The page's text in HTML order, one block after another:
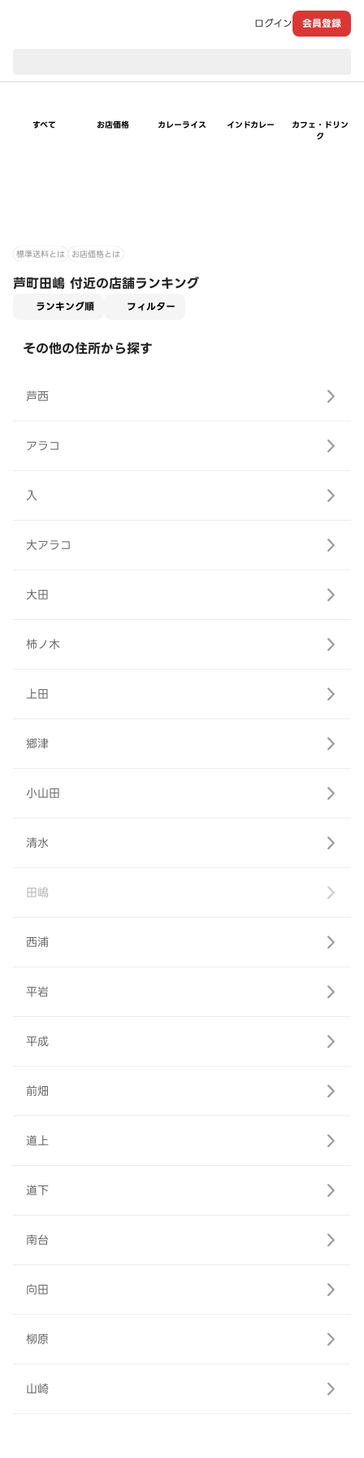
ログイン 会員登録
すべて お店価格 カレーライス インドカレー
カフェ・ドリン
ク
標準送料とは お店価格とは
芦町田嶋 付近の店舗ランキング
ランキング順 フィルター
その他の住所から探す
芦西
アラコ
入
大アラコ
大田
柿ノ木
上田
郷津
小山田
清水
田嶋
西浦
平岩
平成
前畑
道上
道下
南台
向田
柳原
山崎